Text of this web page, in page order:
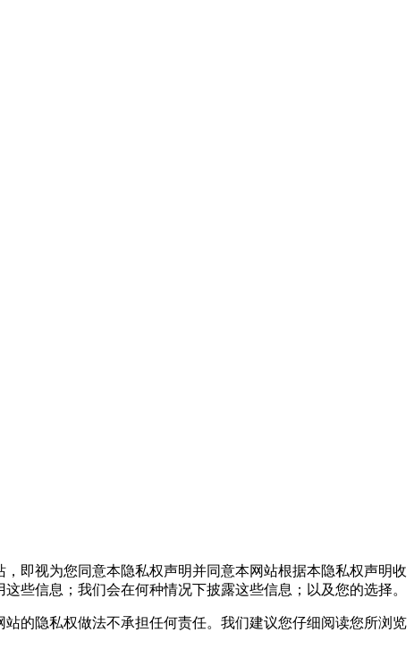
即视为您同意本隐私权声明并同意本网站根据本隐私权声明收
些信息；我们会在何种情况下披露这些信息；以及您的选择。
的隐私权做法不承担任何责任。我们建议您仔细阅读您所浏览